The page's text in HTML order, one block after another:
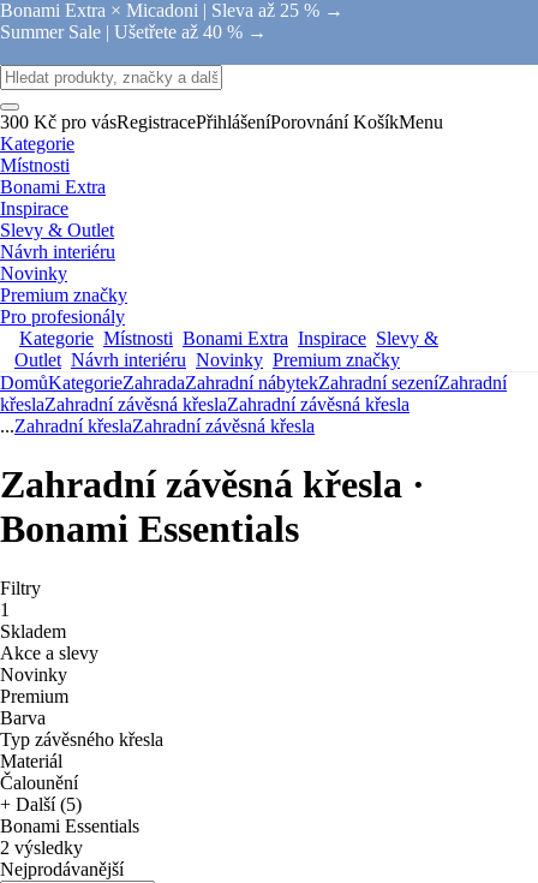
Bonami Extra × Micadoni | Sleva až 25 % →
Summer Sale | Ušetřete až 40 % →
300 Kč pro vásRegistracePřihlášeníPorovnání KošíkMenu
Kategorie
Místnosti
Bonami Extra
Inspirace
Slevy & Outlet
Návrh interiéru
Novinky
Premium značky
Pro profesionály
Kategorie Místnosti Bonami Extra Inspirace Slevy &
Outlet Návrh interiéru Novinky Premium značky
DomůKategorieZahradaZahradní nábytekZahradní sezeníZahradní
křeslaZahradní závěsná křeslaZahradní závěsná křesla
...Zahradní křeslaZahradní závěsná křesla
Zahradní závěsná křesla ·
Bonami Essentials
Filtry
1
Skladem
Akce a slevy
Novinky
Premium
Barva
Typ závěsného křesla
Materiál
Čalounění
+ Další (5)
Bonami Essentials
2 výsledky
Nejprodávanější